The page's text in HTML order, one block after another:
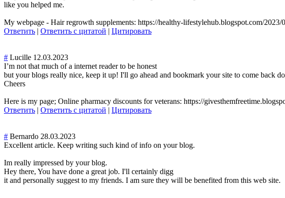
like you helped me.
My webpage - Hair regrowth supplements: https://healthy-lifestylehub.blogspot.com/2023/
Ответить | Ответить с цитатой | Цитировать
# Lucille 12.03.2023
I’m not that much of a internet reader to be honest
but your blogs really nice, keep it up! I'll go ahead and bookmark your site to come back
Cheers
Here is my page; Online pharmacy discounts for veterans: https://
Ответить | Ответить с цитатой | Цитировать
# Bernardo 28.03.2023
Excellent article. Keep writing such kind of info on your blog.
Im really impressed by your blog.
Hey there, You have done a great job. I'll certainly digg
it and personally suggest to my friends. I am sure they will be benefited from this web site.